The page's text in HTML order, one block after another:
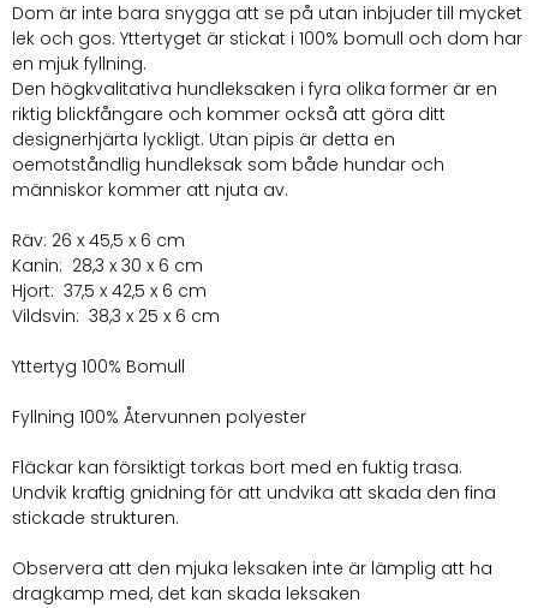
Dom är inte bara snygga att se på utan inbjuder till mycket
lek och gos. Yttertyget är stickat i 100% bomull och dom har
en mjuk fyllning.
Den högkvalitativa hundleksaken i fyra olika former är en
riktig blickfångare och kommer också att göra ditt
designerhjärta lyckligt. Utan pipis är detta en
oemotståndlig hundleksak som både hundar och
människor kommer att njuta av.
Räv: 26 x 45,5 x 6 cm
Kanin: 28,3 x 30 x 6 cm
Hjort: 37,5 x 42,5 x 6 cm
Vildsvin: 38,3 x 25 x 6 cm
Yttertyg 100% Bomull
Fyllning 100% Återvunnen polyester
Fläckar kan försiktigt torkas bort med en fuktig trasa.
Undvik kraftig gnidning för att undvika att skada den fina
stickade strukturen.
Observera att den mjuka leksaken inte är lämplig att ha
dragkamp med, det kan skada leksaken